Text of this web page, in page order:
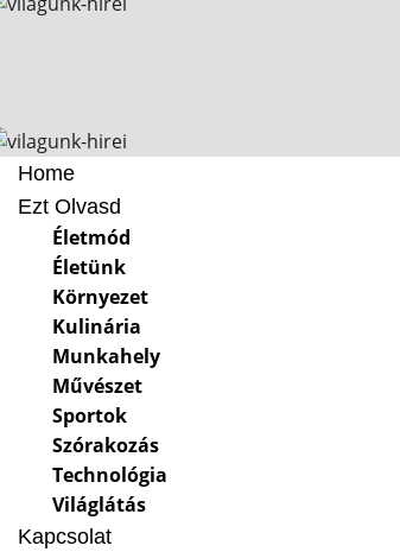
Home
Ezt Olvasd
Életmód
Életünk
Környezet
Kulinária
Munkahely
Művészet
Sportok
Szórakozás
Technológia
Világlátás
Kapcsolat